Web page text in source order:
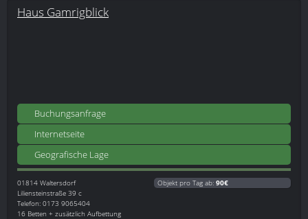
Haus Gamrigblick
Buchungsanfrage
Internetseite
Geografische Lage
01814 Waltersdorf
Liliensteinstraße 39 c
Telefon: 0173 9065404
16 Betten + zusätzlich Aufbettung
Objekt pro Tag ab: 90€